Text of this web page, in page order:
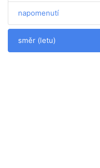
napomenutí
směr (letu)